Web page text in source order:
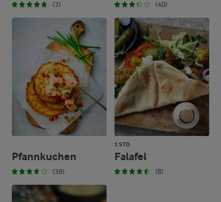
(7) (40)
Pfannkuchen
(38)
1 STD.
Falafel
(8)